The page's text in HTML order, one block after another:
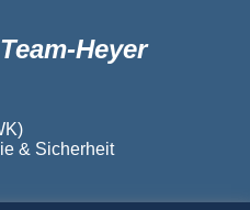
Heyer
& Sicherheit